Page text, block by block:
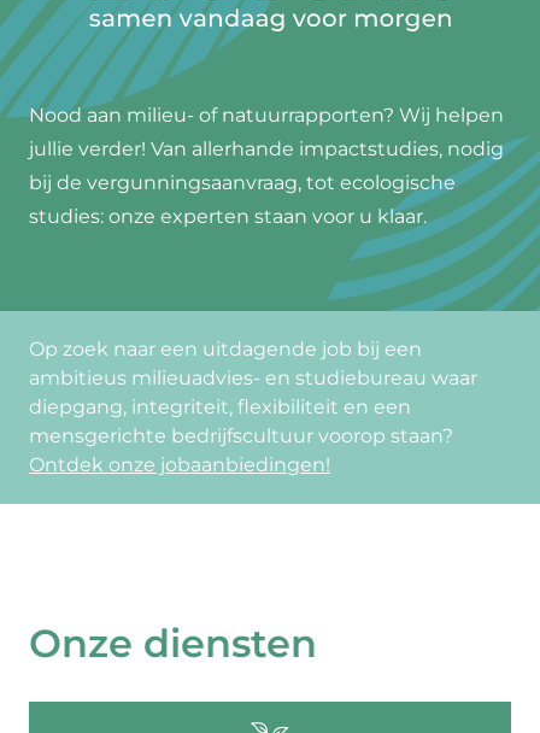
Nood aan milieu- of natuurrapporten? Wij helpen
jullie verder! Van allerhande impactstudies, nodig
bij de vergunningsaanvraag, tot ecologische
studies: onze experten staan voor u klaar.
Op zoek naar een uitdagende job bij een
ambitieus milieuadvies- en studiebureau waar
diepgang, integriteit, flexibiliteit en een
mensgerichte bedrijfscultuur voorop staan?
Ontdek onze jobaanbiedingen!
Onze diensten